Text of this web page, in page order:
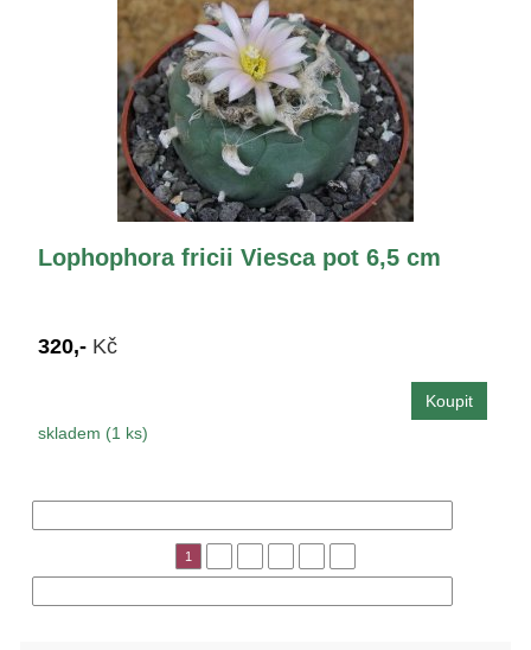
Lophophora fricii Viesca pot 6,5 cm
320,- Kč
skladem (1 ks)
1